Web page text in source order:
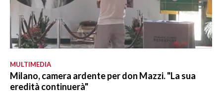
MULTIMEDIA
Milano, camera ardente per don Mazzi. "La sua
eredità continuerà"